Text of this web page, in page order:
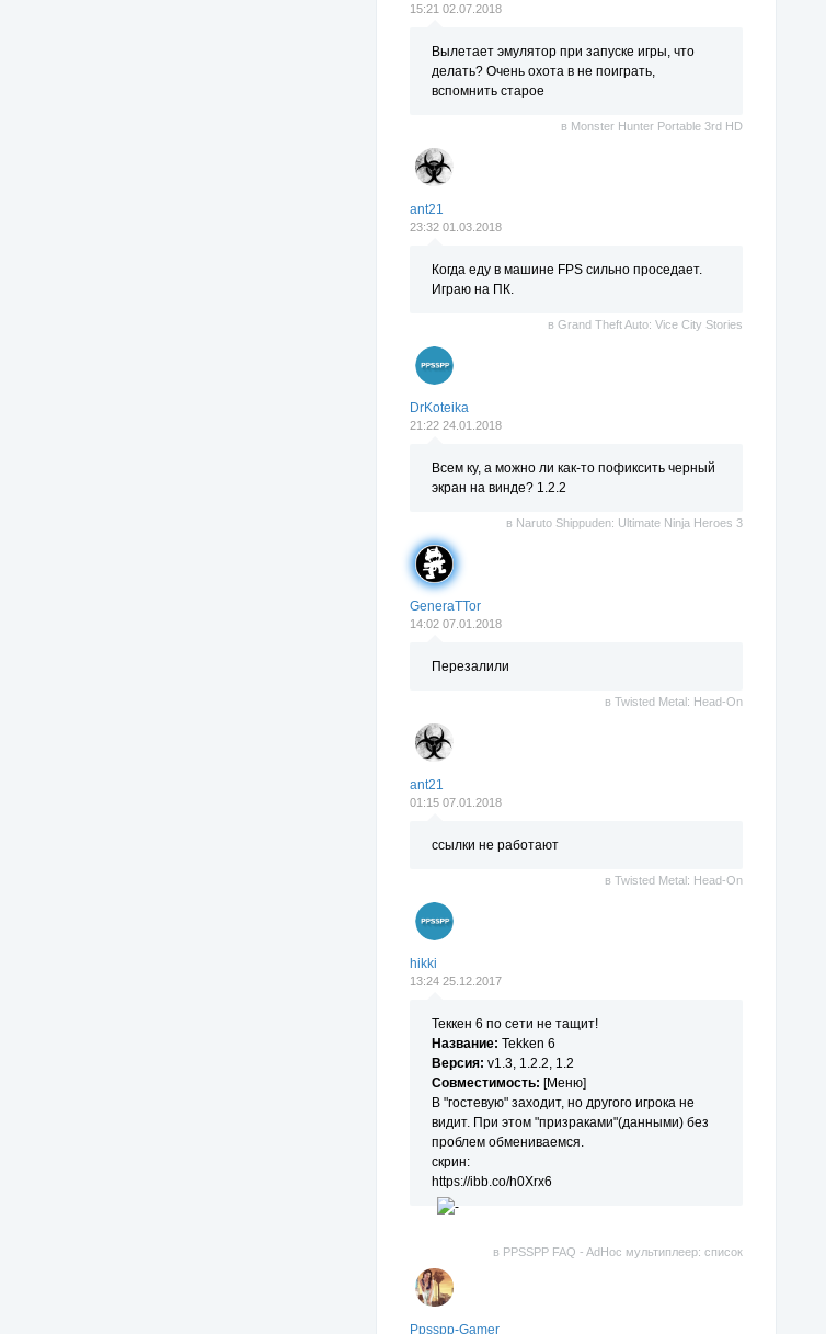
15:21 02.07.2018
Вылетает эмулятор при запуске игры, что
делать? Очень охота в не поиграть,
вспомнить старое
в Monster Hunter Portable 3rd HD
ant21
23:32 01.03.2018
Когда еду в машине FPS сильно проседает.
Играю на ПК.
вGrand Theft Auto: Vice City Stories
DrKoteika
21:22 24.01.2018
Всем ку, а можно ли как-то пофиксить черный
экран на винде? 1.2.2
в Naruto Shippuden: Ultimate Ninja Heroes 3
GeneraTTor
14:02 07.01.2018
Перезалили
вTwisted Metal: Head-On
ant21
01:15 07.01.2018
ссылки не работают
вTwisted Metal: Head-On
hikki
13:24 25.12.2017
Теккен 6 по сети не тащит!
Название: Tekken 6
Версия: v1.3, 1.2.2, 1.2
Совместимость: [Меню]
В "гостевую" заходит, но другого игрока не
видит. При этом "призраками"(данными) без
проблем обмениваемся.
скрин:
https://ibb.co/h0Xrx6
в PPSSPP FAQ - AdHoc мультиплеер: список
Ppsspp-Gamer